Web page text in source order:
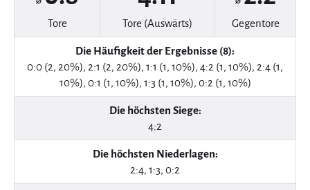
Tore Tore (Auswärts) Gegentore
Die Häufigkeit der Ergebnisse (8):
0:0 (2, 20%), 2:1 (2, 20%), 1:1 (1, 10%), 4:2 (1, 10%), 2:4 (1,
10%), 0:1 (1, 10%), 1:3 (1, 10%), 0:2 (1, 10%)
Die höchsten Siege:
4:2
Die höchsten Niederlagen:
2:4, 1:3, 0:2